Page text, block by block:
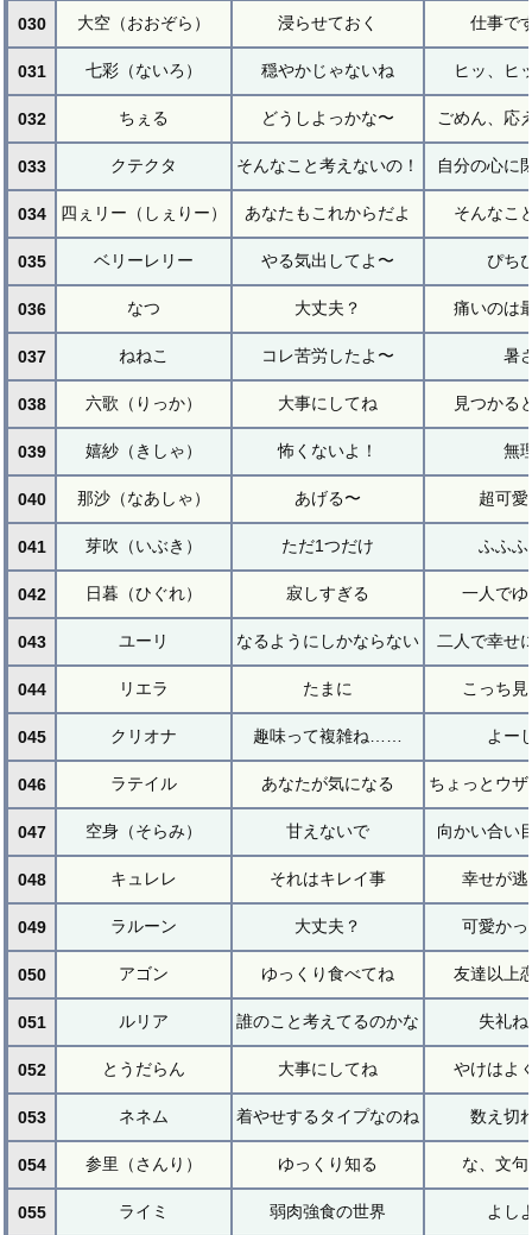
030 大空（おおぞら） 浸らせておく 仕事で
031 七彩（ないろ） 穏やかじゃないね ヒッ、ヒ
032 ちぇる どうしよっかな〜 ごめん、応
033 クテクタ そんなこと考えないの！ 自分の心に
034 四ぇリー（しぇりー） あなたもこれからだよ そんなこ
035 ベリーレリー やる気出してよ〜 ぴち
036 なつ 大丈夫？ 痛いのは
037 ねねこ コレ苦労したよ〜 暑
038 六歌（りっか） 大事にしてね 見つかる
039 嬉紗（きしゃ） 怖くないよ！ 無
040 那沙（なあしゃ） あげる〜 超可
041 芽吹（いぶき） ただ1つだけ ふふふ
042 日暮（ひぐれ） 寂しすぎる 一人で
043 ユーリ なるようにしかならない 二人で幸せ
044 リエラ たまに こっち
045 クリオナ 趣味って複雑ね…… よー
046 ラテイル あなたが気になる ちょっとウ
047 空身（そらみ） 甘えないで 向かい合い
048 キュレレ それはキレイ事 幸せが
049 ラルーン 大丈夫？ 可愛か
050 アゴン ゆっくり食べてね 友達以上
051 ルリア 誰のこと考えてるのかな 失礼
052 とうだらん 大事にしてね やけはよ
053 ネネム 着やせするタイプなのね 数え切
054 参里（さんり） ゆっくり知る な、文
055 ライミ 弱肉強食の世界 よし